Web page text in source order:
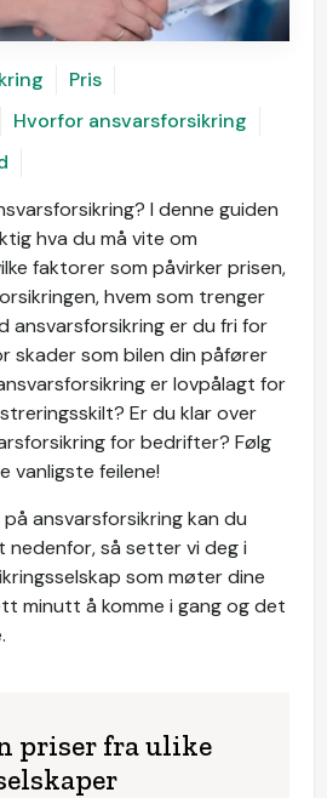
Pris
Hvorfor ansvarsforsikring
I denne guiden
hva du må vite om
faktorer som påvirker prisen,
hvem som trenger
ansvarsforsikring er du fri for
skader som bilen din påfører
er lovpålagt for
Er du klar over
for bedrifter? Følg
vanligste feilene!
ansvarsforsikring kan du
nedenfor, så setter vi deg i
som møter dine
minutt å komme i gang og det
priser fra ulike